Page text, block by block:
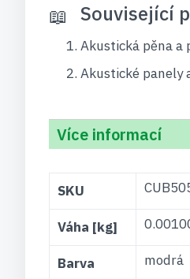
Související
Akustická pěna a
Akustické panely
Více informací
informací
SKU
Váha [kg]
Barva modrá